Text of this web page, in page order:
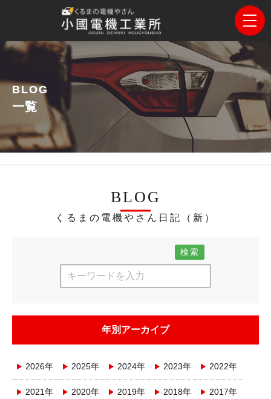
BLOG
一覧
BLOG
くるまの電機やさん日記（新）
検索
年別アーカイブ
2026年 2025年 2024年 2023年 2022年
2021年 2020年 2019年 2018年 2017年